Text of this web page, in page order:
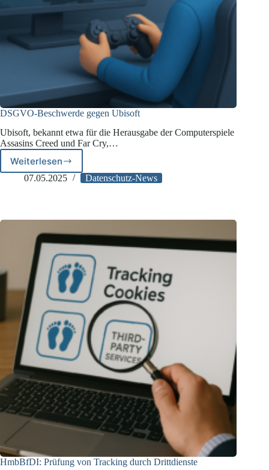
DSGVO-Beschwerde gegen Ubisoft
Ubisoft, bekannt etwa für die Herausgabe der Computerspiele
Assasins Creed und Far Cry,…
Weiterlesen
DSGVO-
Beschwerde
07.05.2025 Datenschutz-News
HmbBfDI: Prüfung von Tracking durch Drittdienste